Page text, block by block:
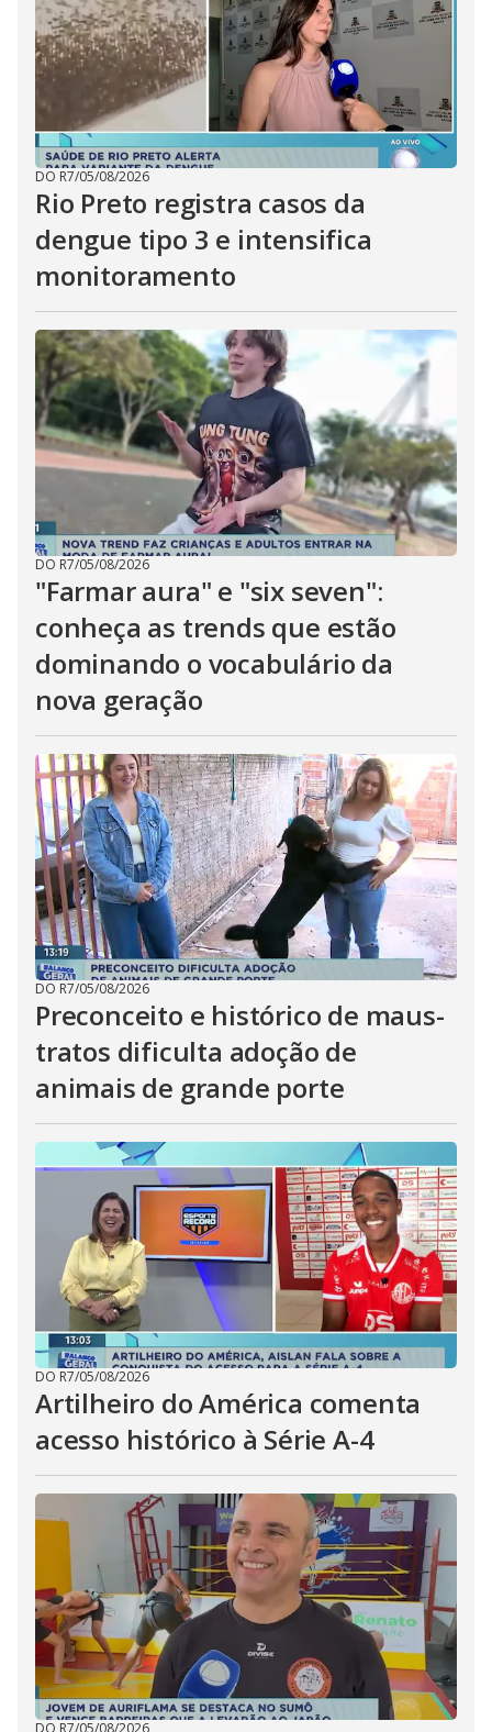
DO R7/05/08/2026
Rio Preto registra casos da
dengue tipo 3 e intensifica
monitoramento
DO R7/05/08/2026
"Farmar aura" e "six seven":
conheça as trends que estão
dominando o vocabulário da
nova geração
DO R7/05/08/2026
Preconceito e histórico de maus-
tratos dificulta adoção de
animais de grande porte
DO R7/05/08/2026
Artilheiro do América comenta
acesso histórico à Série A-4
DO R7/05/08/2026